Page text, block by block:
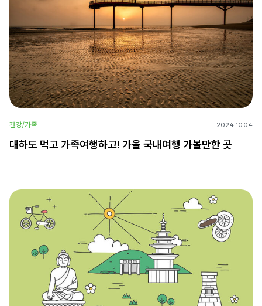
건강/가족 2024.10.04
대하도 먹고 가족여행하고! 가을 국내여행 가볼만한 곳